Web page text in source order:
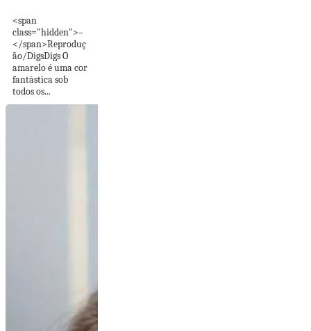
<span
class="hidden">–
</span>Reproduç
ão/DigsDigs O
amarelo é uma cor
fantástica sob
todos os...